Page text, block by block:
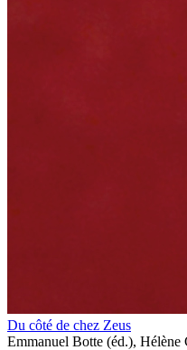
Du côté de chez Zeus
Emmanuel Botte (éd.),